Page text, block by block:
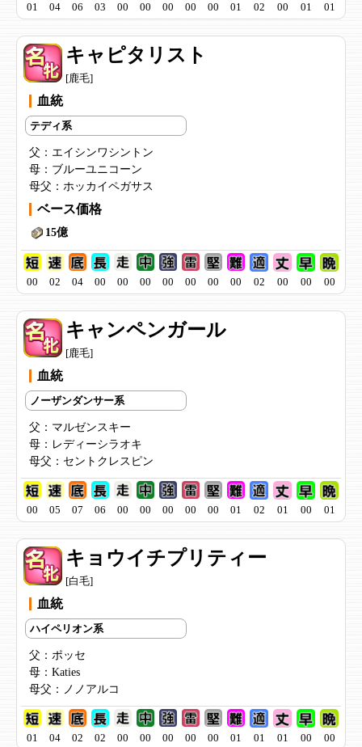
01 04 06 03 00 00 00 00 00 01 02 00 01 01
キャピタリスト
[鹿毛]
血統
テディ系
父： エイシンワシントン
母： ブルーユニコーン
母父： ホッカイペガサス
ベース価格
15億
00 02 04 00 00 00 00 00 00 00 02 00 00 00
キャンペンガール
[鹿毛]
血統
ノーザンダンサー系
父： マルゼンスキー
母： レディーシラオキ
母父： セントクレスピン
00 05 07 06 00 00 00 00 00 01 02 01 00 01
キョウイチプリティー
[白毛]
血統
ハイペリオン系
父： ポッセ
母： Katies
母父：
ノノアルコ
01 04 02 02 00 00 00 00 00 01 01 01 00 00